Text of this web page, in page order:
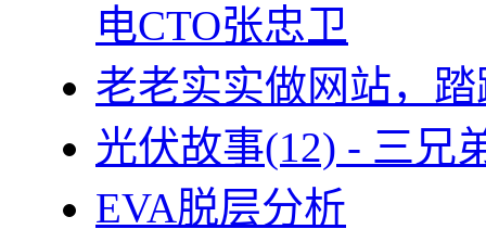
电CTO张忠卫
老老实实做网站，
光伏故事(12) - 三兄
EVA脱层分析